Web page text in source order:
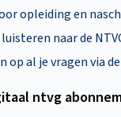
opleiding en
naar de
op al je vragen via
ntvg